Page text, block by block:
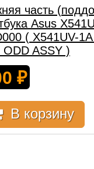
часть
Asus
( X541UV-
ODD ASSY )
₽
В корзину